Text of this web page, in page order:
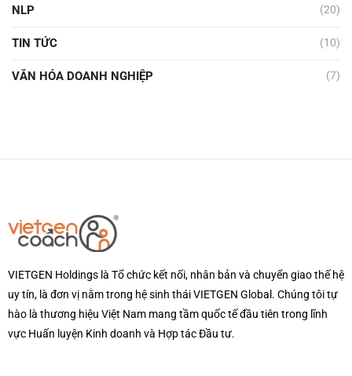
NLP (20)
TIN TỨC (10)
VĂN HÓA DOANH NGHIỆP (7)
VIETGEN Holdings là Tổ chức kết nối, nhân bản và chuyển giao thế hệ
uy tín, là đơn vị nằm trong hệ sinh thái VIETGEN Global. Chúng tôi tự
hào là thương hiệu Việt Nam mang tầm quốc tế đầu tiên trong lĩnh
vực Huấn luyện Kinh doanh và Hợp tác Đầu tư.